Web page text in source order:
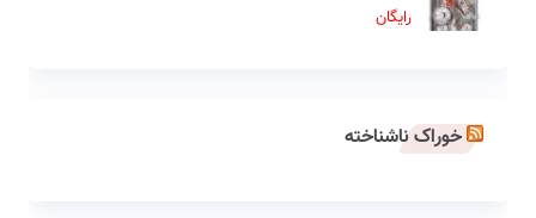
رایگان
خوراک ناشناخته